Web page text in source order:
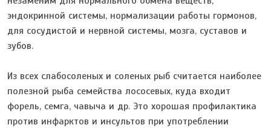
эндокринной системы, нормализации работы гормонов,
для сосудистой и нервной системы, мозга, суставов и
зубов.
Из всех слабосоленых и соленых рыб считается наиболее
полезной рыба семейства лососевых, куда входит
форель, семга, чавыча и др. Это хорошая профилактика
против инфарктов и инсультов при употреблении